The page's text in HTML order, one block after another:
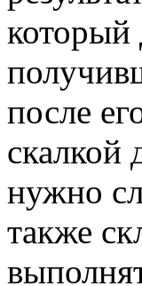
после
нужно
также